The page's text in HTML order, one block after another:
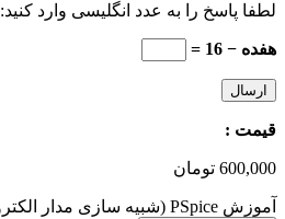
لطفا پاسخ را به عدد انگلیسی وارد کنید:
هفده − 16 =
قیمت :
600,000 تومان
آموزش PSpice (شبیه سازی مدار الکترونیکی با پی اس پایس) عدد